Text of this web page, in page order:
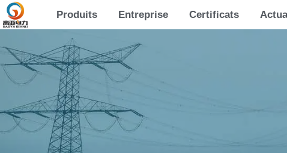
Produits Entreprise Certificats